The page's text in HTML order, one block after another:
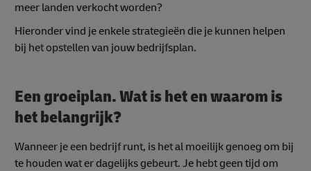
meer landen verkocht worden?
Hieronder vind je enkele strategieën die je kunnen helpen
bij het opstellen van jouw bedrijfsplan.
Een groeiplan. Wat is het en waarom is
het belangrijk?
Wanneer je een bedrijf runt, is het al moeilijk genoeg om bij
te houden wat er dagelijks gebeurt. Je hebt geen tijd om